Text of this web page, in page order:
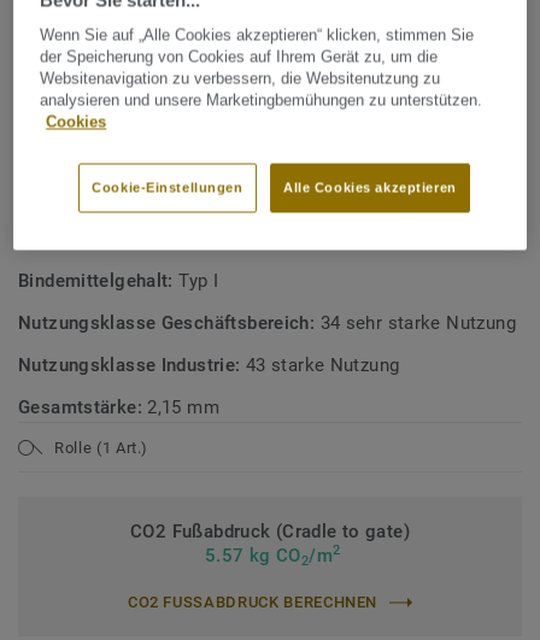
ReStart ready
100% recycelbar
Bindemittelgehalt:Typ I
Nutzungsklasse Geschäftsbereich: 34 sehr starke Nutzung
Nutzungsklasse Industrie: 43 starke Nutzung
Gesamtstärke: 2,15 mm
Rolle (1 Art.)
CO2 Fußabdruck (Cradle to gate)
5.57 kg CO2/m2
CO2 FUSSABDRUCK BERECHNEN
Wenn Sie auf „Alle Cookies akzeptieren“ klicken, stimmen Sie
der Speicherung von Cookies auf Ihrem Gerät zu, um die
Websitenavigation zu verbessern, die Websitenutzung zu
analysieren und unsere Marketingbemühungen zu unterstützen.
Cookies
Alle Cookies akzeptieren
Cookie-Einstellungen